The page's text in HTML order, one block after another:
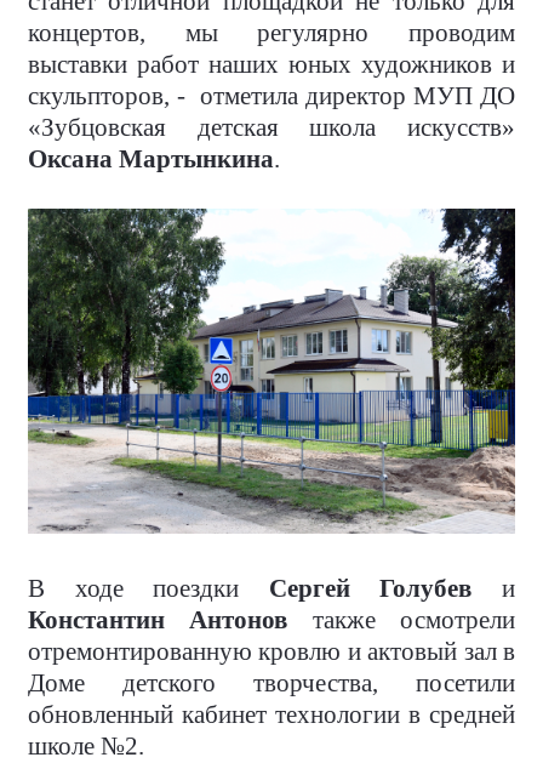
концертов, мы регулярно проводим
выставки работ наших юных художников и
скульпторов, - отметила директор МУП ДО
«Зубцовская детская школа искусств»
Оксана Мартынкина.
В ходе поездки Сергей Голубев и
Константин Антонов также осмотрели
отремонтированную кровлю и актовый зал в
Доме детского творчества, посетили
обновленный кабинет технологии в средней
школе №2.